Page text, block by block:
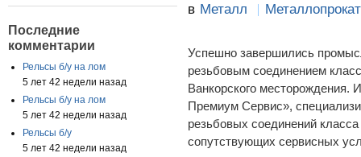
Последние
комментарии
Рельсы б/у на лом
5 лет 42 недели назад
Рельсы б/у на лом
5 лет 42 недели назад
Рельсы б/у
5 лет 42 недели назад
в Металл Металлопрокат
Успешно завершились
резьбовым соединением
Ванкорского месторождения.
Премиум Сервис»,
резьбовых соединений
сопутствующих сервисных